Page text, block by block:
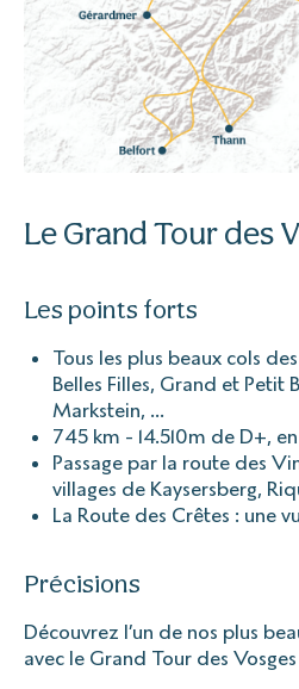
Le Grand Tour des
Les points forts
Tous les plus beaux cols
Belles Filles, Grand et Petit
Markstein, ...
745 km - 14.510m de D+,
Passage par la route des
villages de Kaysersberg,
La Route des Crêtes : une
Précisions
Découvrez l’un de nos plus
avec le Grand Tour des